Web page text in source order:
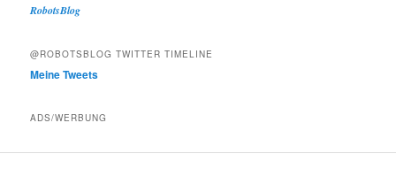
RobotsBlog
@ROBOTSBLOG TWITTER TIMELINE
Meine Tweets
ADS/WERBUNG